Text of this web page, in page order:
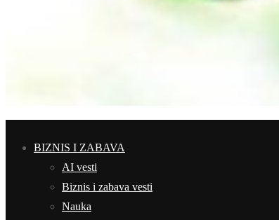
BIZNIS I ZABAVA
AI vesti
Biznis i zabava vesti
Nauka